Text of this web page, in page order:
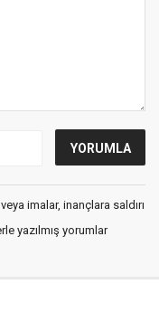
imalar, inançlara saldırı
yazılmış yorumlar